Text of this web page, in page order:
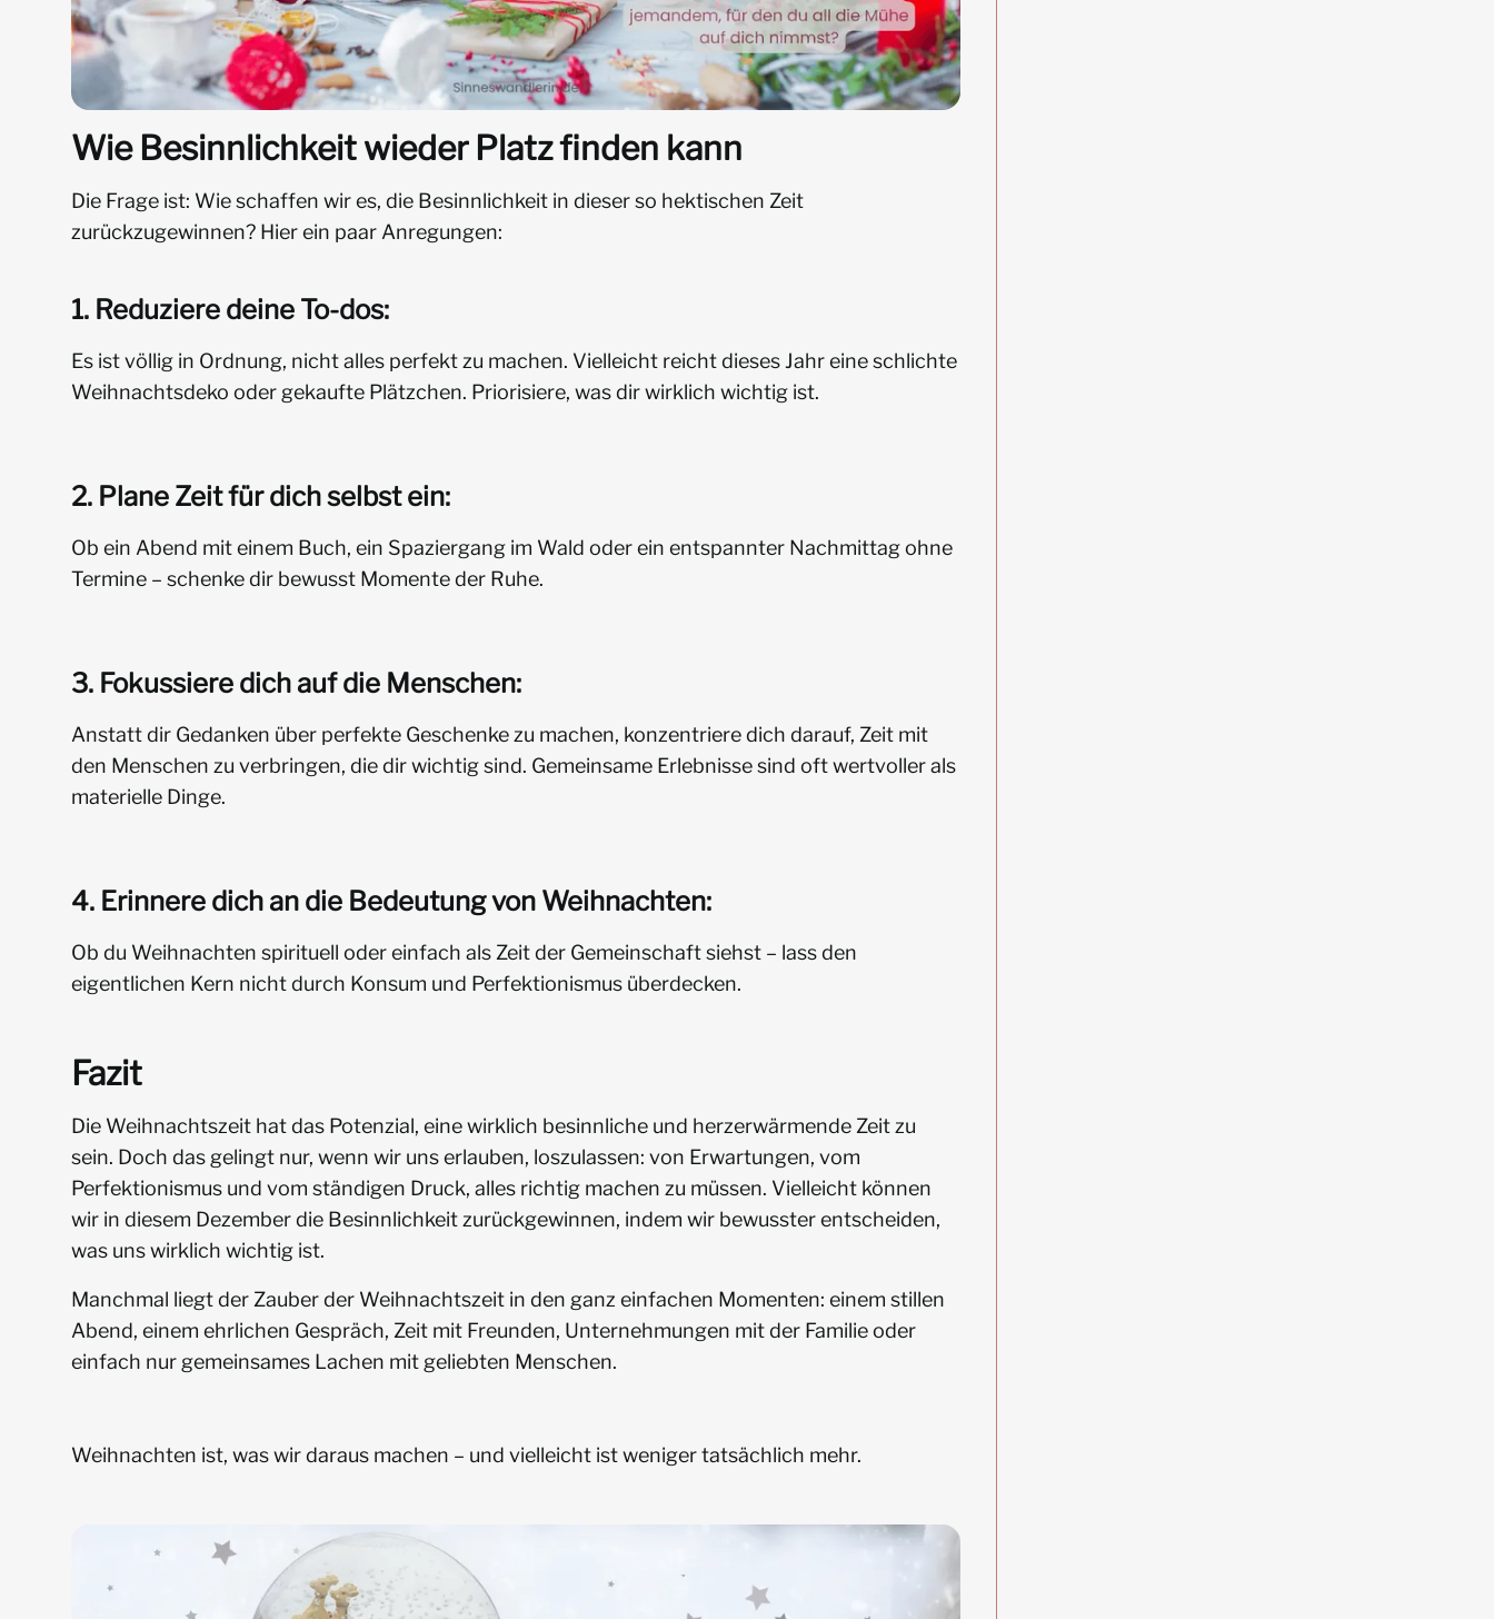
Wie Besinnlichkeit wieder Platz finden kann
Die Frage ist: Wie schaffen wir es, die Besinnlichkeit in dieser so hektischen Zeit
zurückzugewinnen? Hier ein paar Anregungen:
1. Reduziere deine To-dos:
Es ist völlig in Ordnung, nicht alles perfekt zu machen. Vielleicht reicht dieses Jahr eine schlichte
Weihnachtsdeko oder gekaufte Plätzchen. Priorisiere, was dir wirklich wichtig ist.
2. Plane Zeit für dich selbst ein:
Ob ein Abend mit einem Buch, ein Spaziergang im Wald oder ein entspannter Nachmittag ohne
Termine – schenke dir bewusst Momente der Ruhe.
3. Fokussiere dich auf die Menschen:
Anstatt dir Gedanken über perfekte Geschenke zu machen, konzentriere dich darauf, Zeit mit
den Menschen zu verbringen, die dir wichtig sind. Gemeinsame Erlebnisse sind oft wertvoller als
materielle Dinge.
4. Erinnere dich an die Bedeutung von Weihnachten:
Ob du Weihnachten spirituell oder einfach als Zeit der Gemeinschaft siehst – lass den
eigentlichen Kern nicht durch Konsum und Perfektionismus überdecken.
Fazit
Die Weihnachtszeit hat das Potenzial, eine wirklich besinnliche und herzerwärmende Zeit zu
sein. Doch das gelingt nur, wenn wir uns erlauben, loszulassen: von Erwartungen, vom
Perfektionismus und vom ständigen Druck, alles richtig machen zu müssen. Vielleicht können
wir in diesem Dezember die Besinnlichkeit zurückgewinnen, indem wir bewusster entscheiden,
was uns wirklich wichtig ist.
Manchmal liegt der Zauber der Weihnachtszeit in den ganz einfachen Momenten: einem stillen
Abend, einem ehrlichen Gespräch, Zeit mit Freunden, Unternehmungen mit der Familie oder
einfach nur gemeinsames Lachen mit geliebten Menschen.
Weihnachten ist, was wir daraus machen – und vielleicht ist weniger tatsächlich mehr.